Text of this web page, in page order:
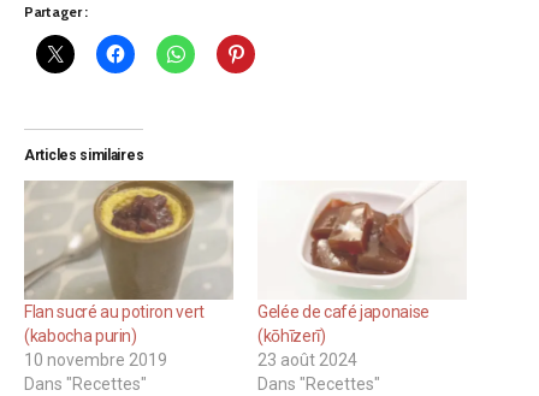
Partager :
Articles similaires
Flan sucré au potiron vert
(kabocha purin)
10 novembre 2019
Dans "Recettes"
Gelée de café japonaise
(kōhīzerī)
23 août 2024
Dans "Recettes"